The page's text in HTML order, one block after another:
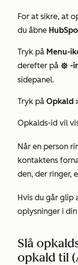
For at sikre, at
du åbne
Tryk på Menu-
derefter på settings -
sidepanel.
Tryk på Opkald
Opkalds-id vil
Når en person
kontaktens
den, der ringer,
Hvis du går glip
oplysninger i
Slå
opkald til